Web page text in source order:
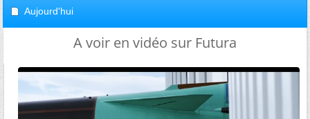
Aujourd'hui
A voir en vidéo sur Futura